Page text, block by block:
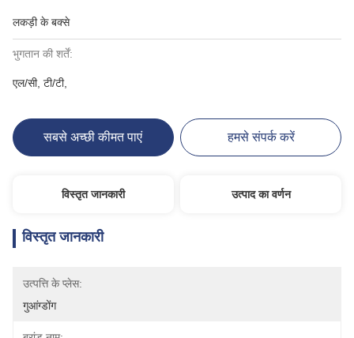
लकड़ी के बक्से
भुगतान की शर्तें:
एल/सी, टी/टी,
सबसे अच्छी कीमत पाएं हमसे संपर्क करें
विस्तृत जानकारी उत्पाद का वर्णन
विस्तृत जानकारी
उत्पत्ति के प्लेस:
गुआंग्डोंग